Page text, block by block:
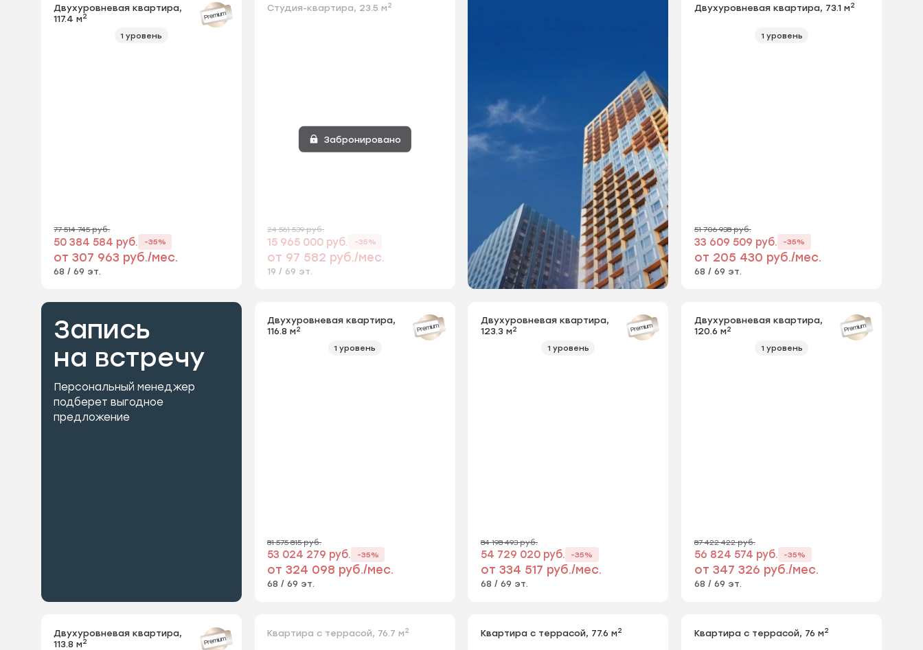
Двухуровневая квартира,
117.4 м2 Premium
1 уровень
77 514 745 руб.
50 384 584 руб. -35%
от 307 963 руб./мес.
68 / 69 эт.
Студия-квартира, 23.5 м2
24 561 539 руб.
15 965 000 руб. -35%
от 97 582 руб./мес.
19 / 69 эт.
Забронировано
Двухуровневая квартира, 73.1 м2
1 уровень
51 706 938 руб.
33 609 509 руб. -35%
от 205 430 руб./мес.
68 / 69 эт.
Запись
на встречу
Персональный менеджер
подберет выгодное
предложение
Двухуровневая квартира,
116.8 м2 Premium
1 уровень
81 575 815 руб.
53 024 279 руб. -35%
от 324 098 руб./мес.
68 / 69 эт.
Двухуровневая квартира,
123.3 м2 Premium
1 уровень
84 198 493 руб.
54 729 020 руб. -35%
от 334 517 руб./мес.
68 / 69 эт.
Двухуровневая квартира,
120.6 м2 Premium
1 уровень
87 422 422 руб.
56 824 574 руб. -35%
от 347 326 руб./мес.
68 / 69 эт.
Двухуровневая квартира,
113.8 м2 Premium
Квартира с террасой, 76.7 м2 Квартира с террасой, 77.6 м2 Квартира с террасой, 76 м2